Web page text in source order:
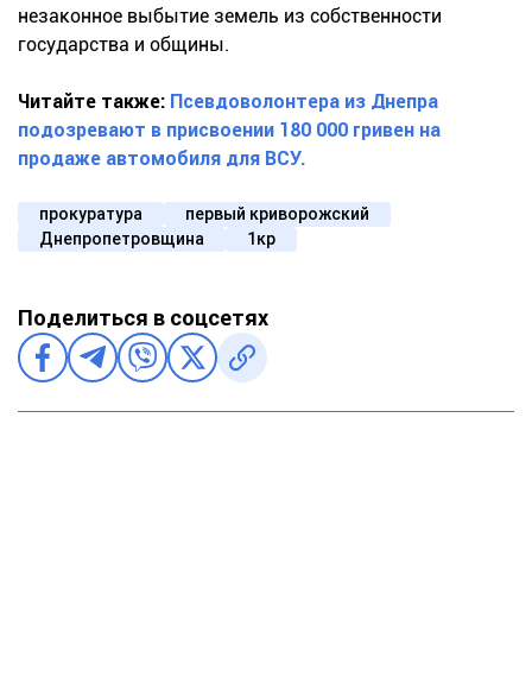
незаконное выбытие земель из собственности
государства и общины.
Читайте также: Псевдоволонтера из Днепра
подозревают в присвоении 180 000 гривен на
продаже автомобиля для ВСУ.
прокуратура
первый криворожский
Днепропетровщина
1кр
Поделиться в соцсетях